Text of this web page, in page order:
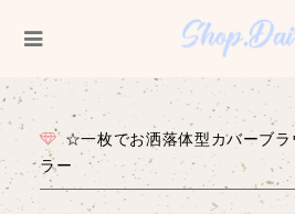
☆一枚でお洒落体型カバーブ
ラー